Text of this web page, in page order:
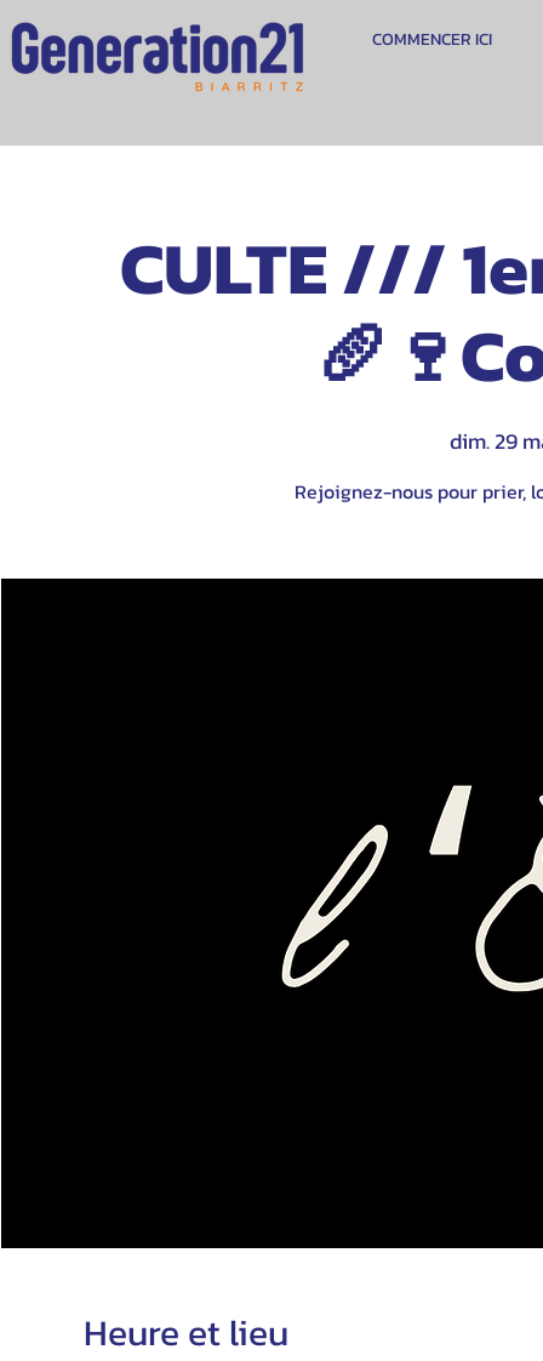
COMMENCER ICI
CULTE ///
dim. 29
Rejoignez-nous pour prier,
Heure et lieu